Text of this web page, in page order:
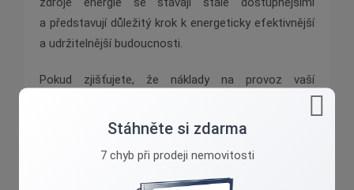
a představují důležitý krok k energeticky efektivnější
a udržitelnější budoucnosti.
Pokud zjišťujete, že náklady na provoz vaší
současné nemovitosti jsou příliš vysoké, možná je
čas zvážit její prodej a hledat nový domov, který
rozhodnete pro prodej vaší nemovitosti a nákup
nového, energeticky úspornějšího domova,
Stáhněte si zdarma
7 chyb při prodeji nemovitosti